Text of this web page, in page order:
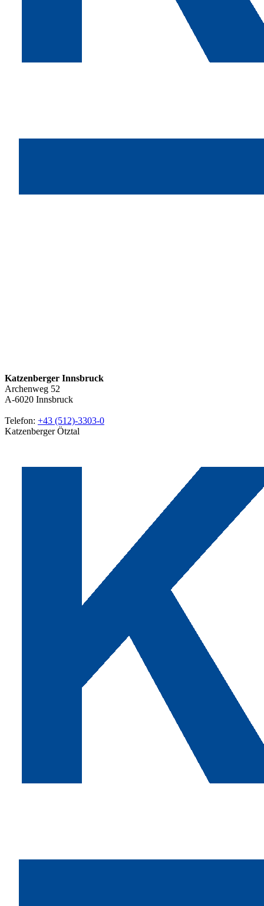
Katzenberger Innsbruck
Archenweg 52
A-6020 Innsbruck
Telefon: +43 (512)-3303-0
Katzenberger Ötztal